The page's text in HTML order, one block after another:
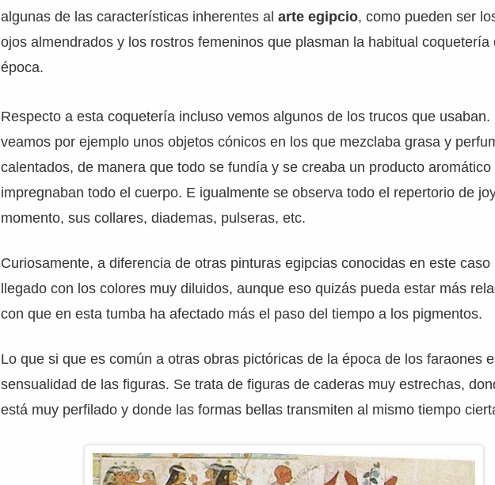
algunas de las características inherentes alarte egipcio, como pueden ser
ojos almendrados y los rostros femeninos que plasman la habitual coquetería
época.
Respecto a esta coquetería incluso vemos algunos de los trucos que
veamos por ejemplo unos objetos cónicos en los que mezclaba grasa y
calentados, de manera que todo se fundía y se creaba un producto
impregnaban todo el cuerpo. E igualmente se observa todo el repertorio de
momento, sus collares, diademas, pulseras, etc.
Curiosamente, a diferencia de otras pinturas egipcias conocidas en este caso
llegado con los colores muy diluidos, aunque eso quizás pueda estar más
con que en esta tumba ha afectado más el paso del tiempo a los pigmentos.
Lo que si que es común a otras obras pictóricas de la época de los faraones
sensualidad de las figuras. Se trata de figuras de caderas muy estrechas,
está muy perfilado y donde las formas bellas transmiten al mismo tiempo